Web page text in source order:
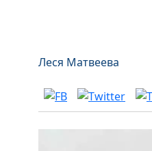
Леся Матвеева